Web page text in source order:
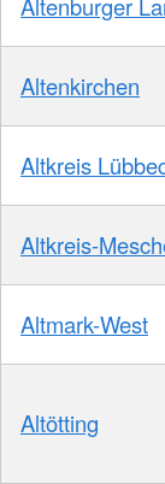
Altenkirchen
Altkreis
Altkreis-
Altmark-West
Altötting